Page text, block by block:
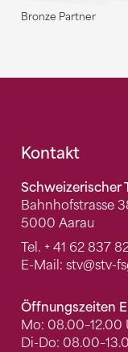
Bronze Partner
Fusszeile
Kontakt
Schweizerischer
Bahnhofstrasse
5000 Aarau
Tel. + 41 62 837
E-Mail: stv@stv-
Öffnungszeiten
Mo: 08.00–12.00
Di-Do: